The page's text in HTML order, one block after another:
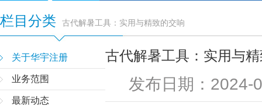
栏目分类 古代解暑工具：实用与精致的交响
关于华宇注册
业务范围
最新动态
古代解暑工具：实用与
发布日期：